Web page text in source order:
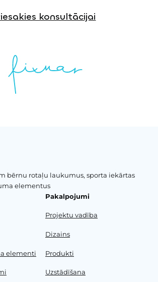
konsultācijai
bērnu rotaļu laukumus, sporta iekārtas
elementus
elementi
Pakalpojumi
Projektu vadība
Dizains
Produkti
Uzstādīšana